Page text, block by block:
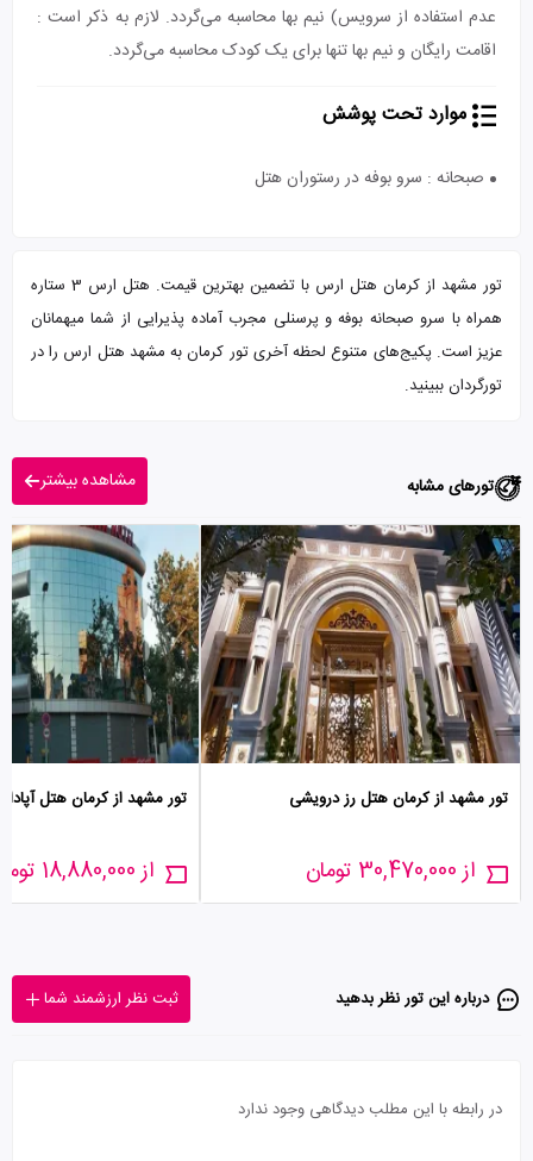
عدم استفاده از سرویس) نیم بها محاسبه می‌گردد. لازم به ذکر است :
اقامت رایگان و نیم بها تنها برای یک کودک محاسبه می‌گردد.
موارد تحت پوشش
صبحانه : سرو بوفه در رستوران هتل
تور مشهد از کرمان هتل ارس با تضمین بهترین قیمت. هتل ارس 3 ستاره
همراه با سرو صبحانه بوفه و پرسنلی مجرب آماده پذیرایی از شما میهمانان
عزیز است. پکیج‌های متنوع لحظه آخری تور کرمان به مشهد هتل ارس را در
تورگردان ببینید.
تورهای مشابه مشاهده بیشتر
تور مشهد از کرمان هتل رز درویشی
از 30,470,000 تومان
تور مشهد از کرمان هتل آپادانا
از 18,880,000 تومان
درباره این تور‌ نظر بدهید ثبت نظر ارزشمند شما
در رابطه با این مطلب دیدگاهی وجود ندارد